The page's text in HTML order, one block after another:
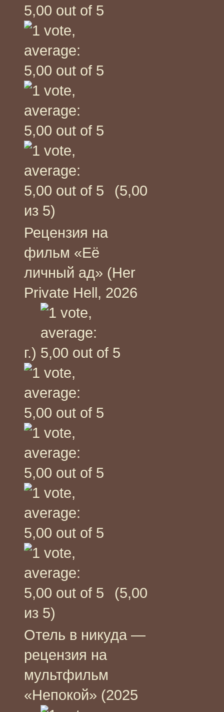
(5,00
из 5)
Рецензия на
фильм «Её
личный ад» (Her
Private Hell, 2026
г.)
(5,00
из 5)
Отель в никуда —
рецензия на
мультфильм
«Непокой» (2025